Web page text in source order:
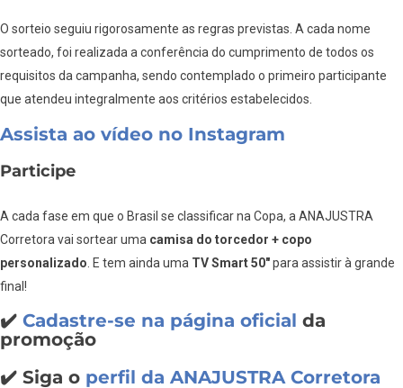
O sorteio seguiu rigorosamente as regras previstas. A cada nome
sorteado, foi realizada a conferência do cumprimento de todos os
requisitos da campanha, sendo contemplado o primeiro participante
que atendeu integralmente aos critérios estabelecidos.
Assista ao vídeo no Instagram
Participe
A cada fase em que o Brasil se classificar na Copa, a ANAJUSTRA
Corretora vai sortear uma camisa do torcedor + copo
personalizado . E tem ainda uma TV Smart 50″para assistir à grande
final!
✔️ Cadastre-se na página oficial da
promoção
✔️ Siga o perfil da ANAJUSTRA Corretora